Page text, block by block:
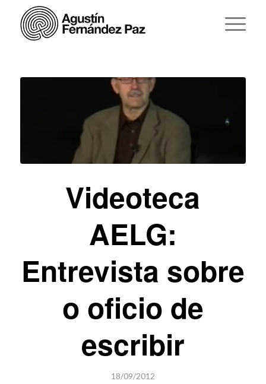
Videoteca
AELG:
Entrevista sobre
o oficio de
escribir
18/09/2012